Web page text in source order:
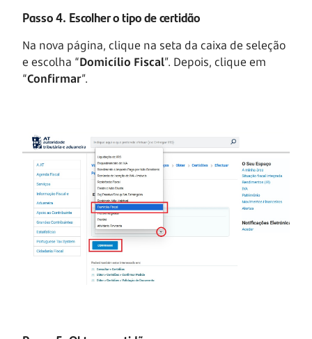
Passo 4. Escolher o tipo de certidão
Na nova página, clique na seta da caixa de seleção
e escolha “Domicílio Fiscal”. Depois, clique em
“Confirmar”.